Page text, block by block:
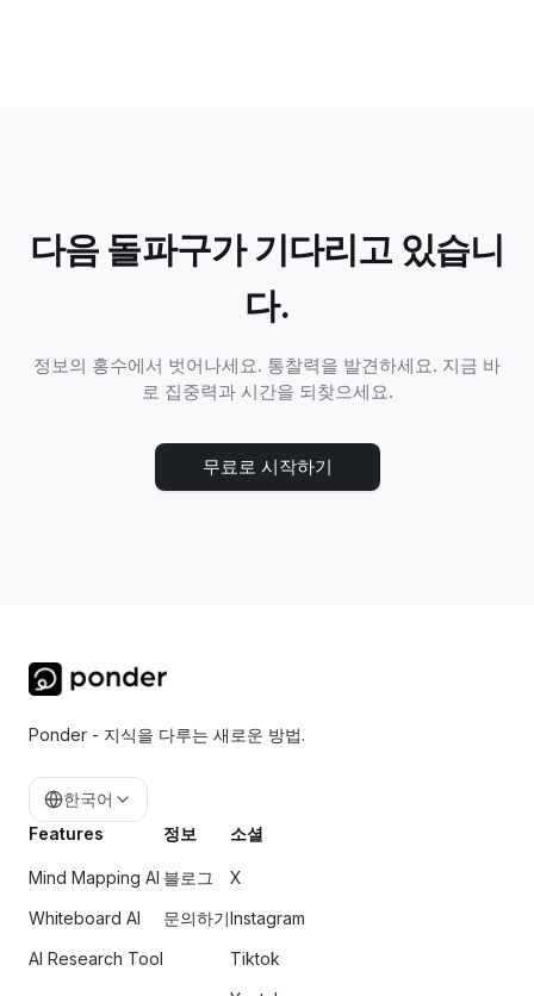
다음 돌파구가 기다리고 있습니
다.
정보의 홍수에서 벗어나세요. 통찰력을 발견하세요. 지금 바
로 집중력과 시간을 되찾으세요.
무료로 시작하기
Ponder - 지식을 다루는 새로운 방법.
한국어
Features
Mind Mapping AI
Whiteboard AI
AI Research Tool
정보
블로그
문의하기
소셜
X
Instagram
Tiktok